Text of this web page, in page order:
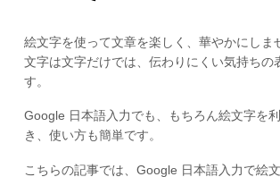
絵文字を使って文章を楽しく、華やかにしま
文字は文字だけでは、伝わりにくい気持ちの
す。
Google 日本語入力でも、もちろん絵文字を
き、使い方も簡単です。
こちらの記事では、Google 日本語入力で絵